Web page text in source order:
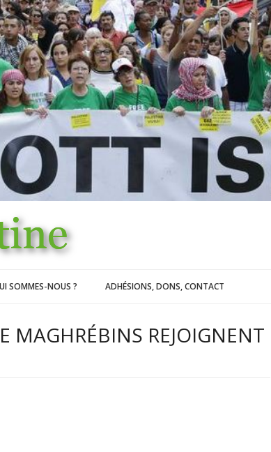
SOMMES-NOUS ? ADHÉSIONS, DONS, CONTACT
MAGHRÉBINS REJOIGNENT